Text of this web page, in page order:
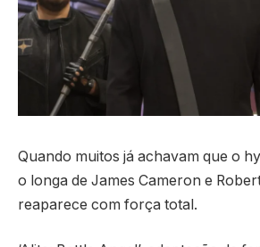
Quando muitos já achavam que o
o longa de James Cameron e
reaparece com força total.